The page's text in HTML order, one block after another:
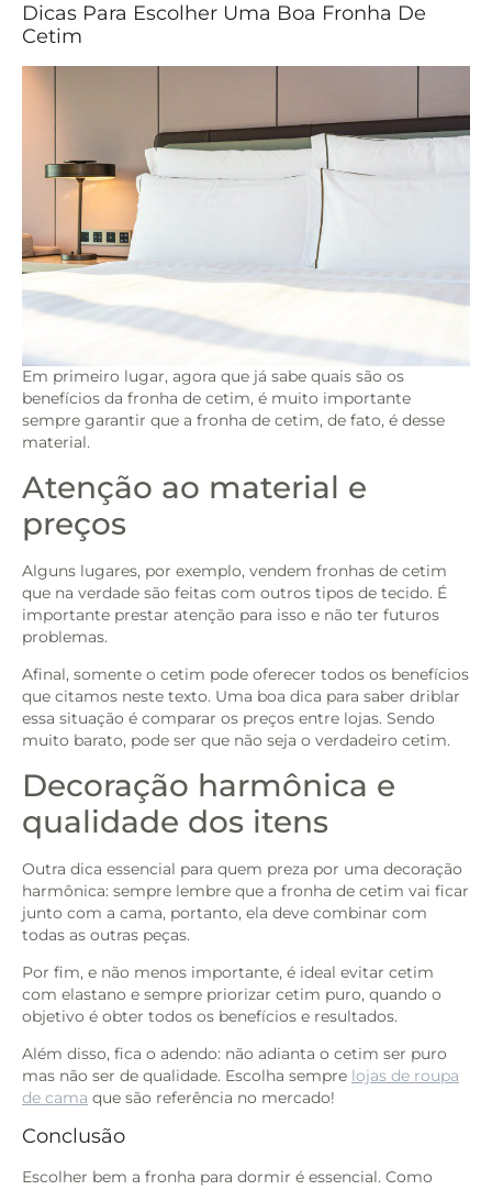
Dicas Para Escolher Uma Boa Fronha De
Cetim
Em primeiro lugar, agora que já sabe quais são os
benefícios da fronha de cetim, é muito importante
sempre garantir que a fronha de cetim, de fato, é desse
material.
Atenção ao material e
preços
Alguns lugares, por exemplo, vendem fronhas de cetim
que na verdade são feitas com outros tipos de tecido. É
importante prestar atenção para isso e não ter futuros
problemas.
Afinal, somente o cetim pode oferecer todos os benefícios
que citamos neste texto. Uma boa dica para saber driblar
essa situação é comparar os preços entre lojas. Sendo
muito barato, pode ser que não seja o verdadeiro cetim.
Decoração harmônica e
qualidade dos itens
Outra dica essencial para quem preza por uma decoração
harmônica: sempre lembre que a fronha de cetim vai ficar
junto com a cama, portanto, ela deve combinar com
todas as outras peças.
Por fim, e não menos importante, é ideal evitar cetim
com elastano e sempre priorizar cetim puro, quando o
objetivo é obter todos os benefícios e resultados.
Além disso, fica o adendo: não adianta o cetim ser puro
mas não ser de qualidade. Escolha sempre lojas de roupa
de cama que são referência no mercado!
Conclusão
Escolher bem a fronha para dormir é essencial. Como